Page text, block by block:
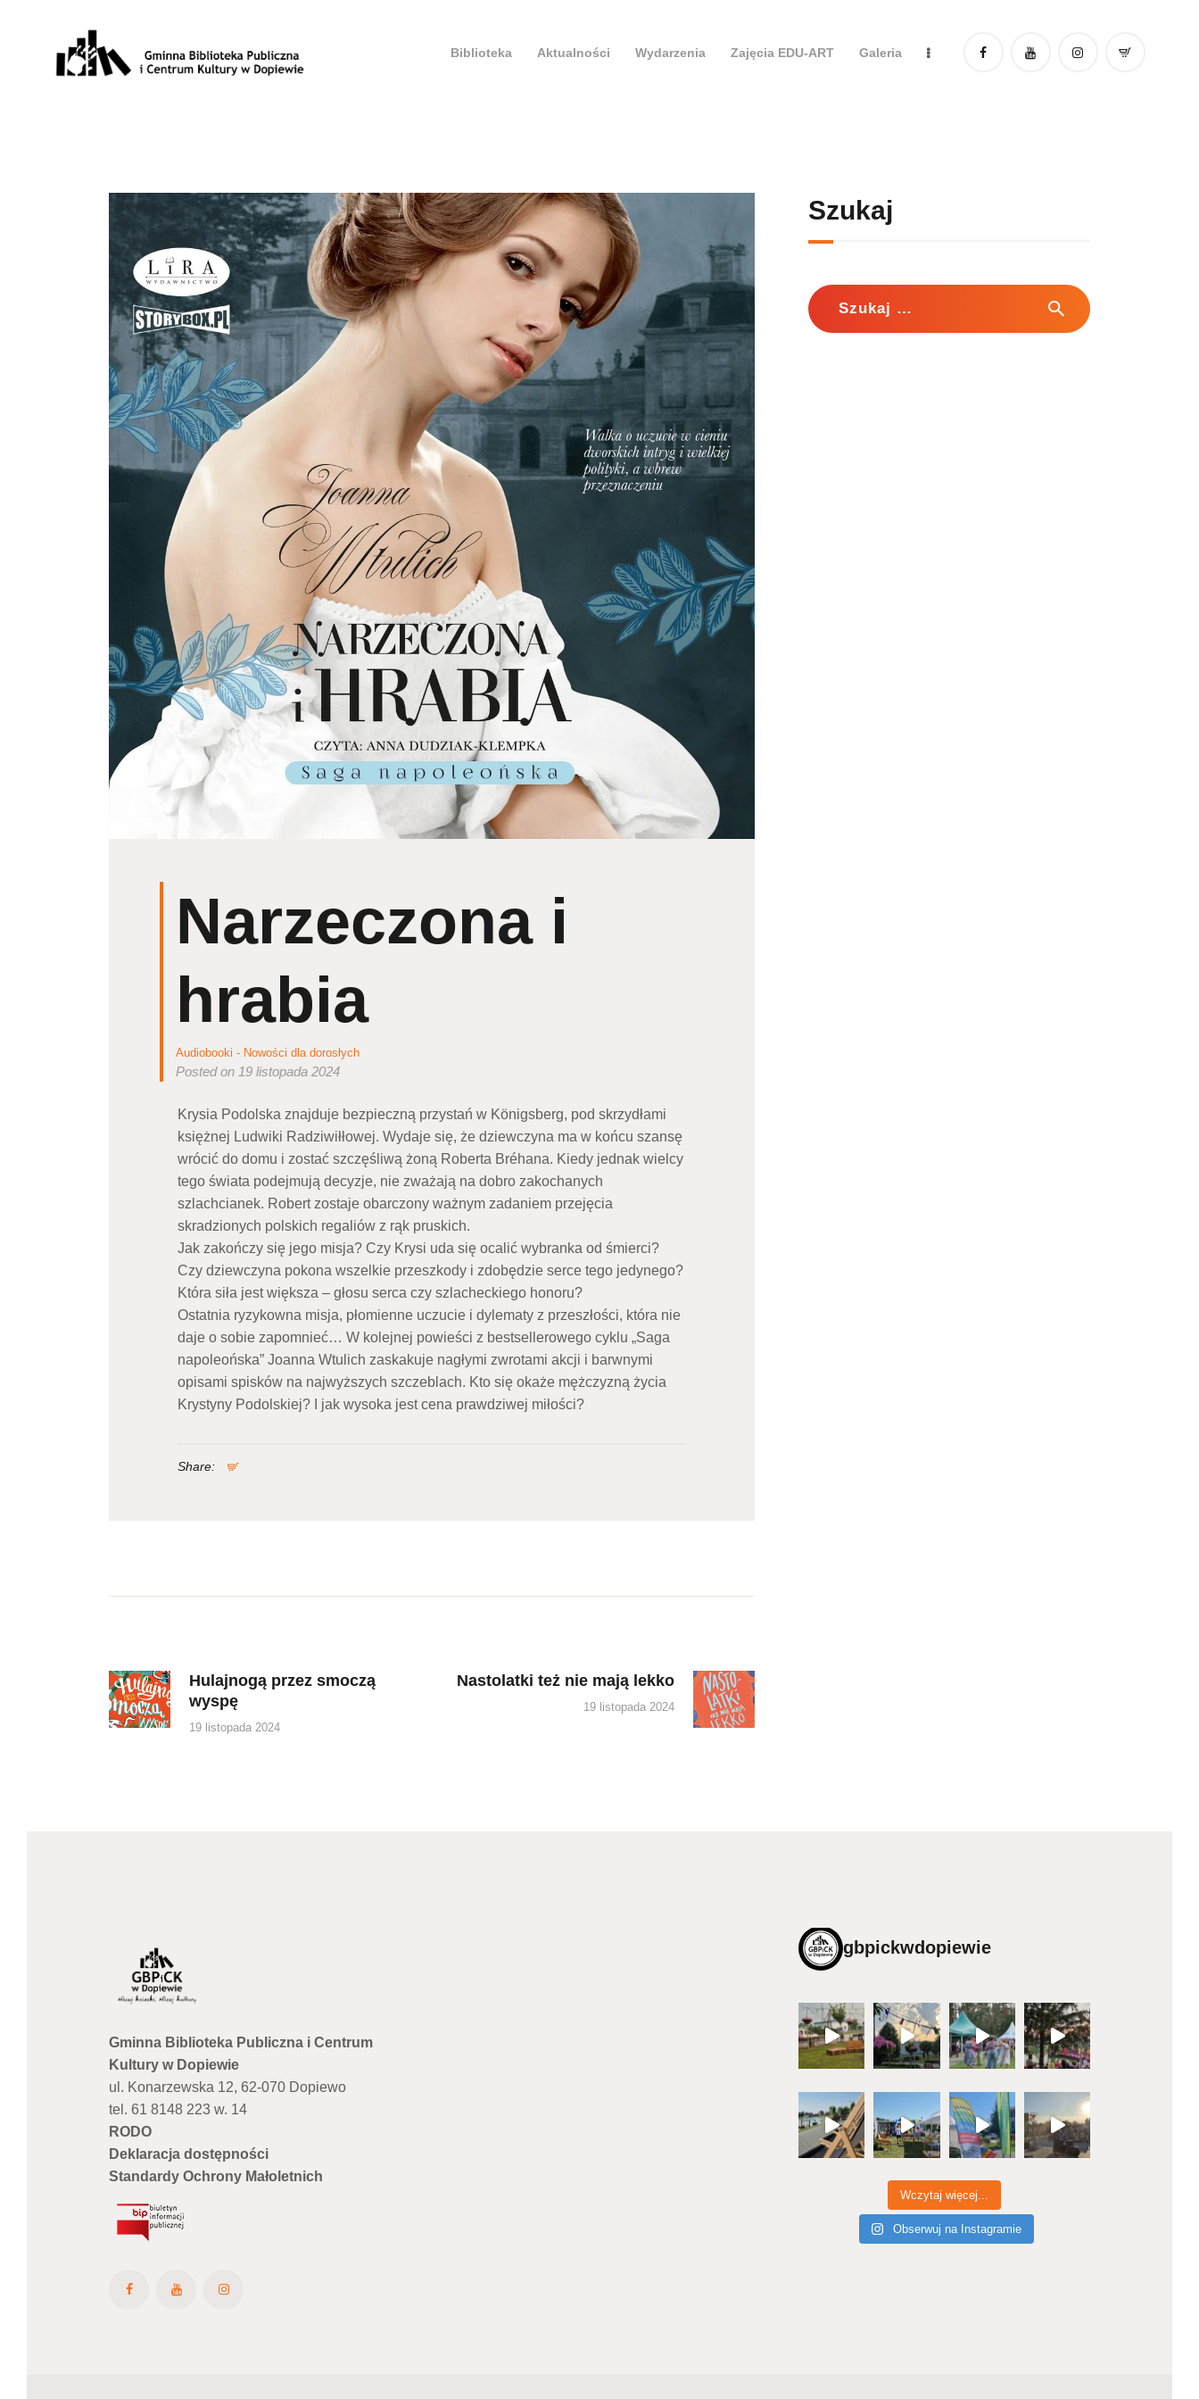
Biblioteka Aktualności Wydarzenia Zajęcia EDU-ART Galeria
Narzeczona i
hrabia
Audiobooki - Nowości dla dorosłych
Posted on 19 listopada 2024
Krysia Podolska znajduje bezpieczną przystań w Königsberg, pod skrzydłami
księżnej Ludwiki Radziwiłłowej. Wydaje się, że dziewczyna ma w końcu szansę
wrócić do domu i zostać szczęśliwą żoną Roberta Bréhana. Kiedy jednak wielcy
tego świata podejmują decyzje, nie zważają na dobro zakochanych
szlachcianek. Robert zostaje obarczony ważnym zadaniem przejęcia
skradzionych polskich regaliów z rąk pruskich.
Jak zakończy się jego misja? Czy Krysi uda się ocalić wybranka od śmierci?
Czy dziewczyna pokona wszelkie przeszkody i zdobędzie serce tego jedynego?
Która siła jest większa – głosu serca czy szlacheckiego honoru?
Ostatnia ryzykowna misja, płomienne uczucie i dylematy z przeszłości, która nie
daje o sobie zapomnieć… W kolejnej powieści z bestsellerowego cyklu „Saga
napoleońska” Joanna Wtulich zaskakuje nagłymi zwrotami akcji i barwnymi
opisami spisków na najwyższych szczeblach. Kto się okaże mężczyzną życia
Krystyny Podolskiej? I jak wysoka jest cena prawdziwej miłości?
Share:
wpisuPrevious
post:
Hulajnogą przez smoczą
wyspę
19 listopada 2024
Next
post:
Nastolatki też nie mają lekko
19 listopada 2024
Szukaj
Szukaj:
Gminna Biblioteka Publiczna i Centrum
Kultury w Dopiewie
ul. Konarzewska 12, 62-070 Dopiewo
tel. 61 8148 223 w. 14
RODO
Deklaracja dostępności
Standardy Ochrony Małoletnich
gbpickwdopiewie
Wczytaj więcej...
Obserwuj na Instagramie